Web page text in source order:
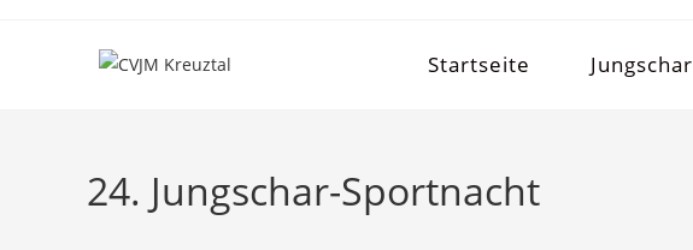
Startseite Jungschar
24. Jungschar-Sportnacht